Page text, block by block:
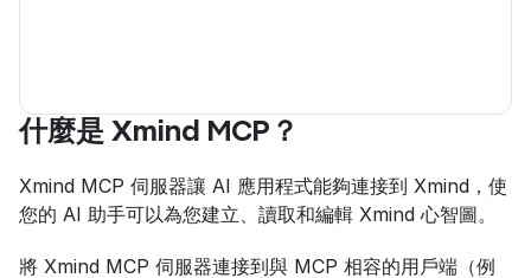
什麼是 Xmind MCP？
Xmind MCP 伺服器讓 AI 應用程式能夠連接到 Xmind，使
您的 AI 助手可以為您建立、讀取和編輯 Xmind 心智圖。
將 Xmind MCP 伺服器連接到與 MCP 相容的用戶端（例